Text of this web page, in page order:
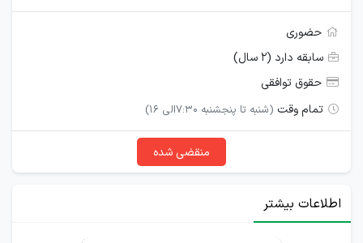
حضوری
سابقه دارد (۲ سال)
حقوق توافقی
تمام وقت (شنبه تا پنجشنبه 7:30الی 16)
منقضی شده
اطلاعات بیشتر